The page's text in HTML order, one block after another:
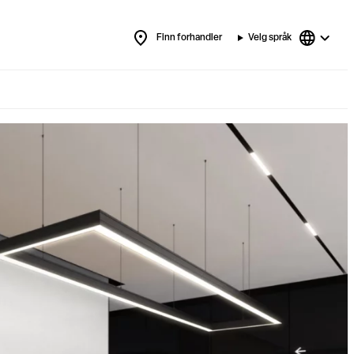
Finn forhandler Velg språk